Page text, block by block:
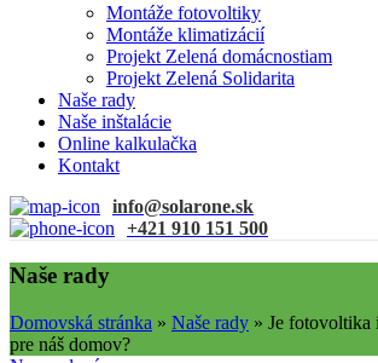
Montáže fotovoltiky
Montáže klimatizácií
Projekt Zelená domácnostiam
Projekt Zelená Solidarita
Naše rady
Naše inštalácie
Online kalkulačka
Kontakt
info@solarone.sk
+421 910 151 500
Naše rady
Domovská stránka » Naše rady » Je fotovoltika
pre náš domov?